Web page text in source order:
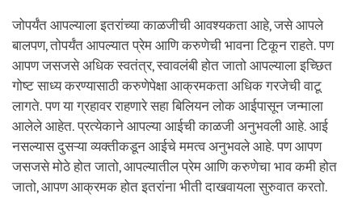
जोपर्यंत आपल्याला इतरांच्या काळजीची आवश्यकता आहे, जसे आपले
बालपण, तोपर्यंत आपल्यात प्रेम आणि करुणेची भावना टिकून राहते. पण
आपण जसजसे अधिक स्वतंत्र, स्वावलंबी होत जातो आपल्याला इच्छित
गोष्ट साध्य करण्यासाठी करुणेपेक्षा आक्रमकता अधिक गरजेची वाटू
लागते. पण या ग्रहावर राहणारे सहा बिलियन लोक आईपासून जन्माला
आलेले आहेत. प्रत्येकाने आपल्या आईची काळजी अनुभवली आहे. आई
नसल्यास दुसऱ्या व्यक्तीकडून आईचे ममत्व अनुभवले आहे. पण आपण
जसजसे मोठे होत जातो, आपल्यातील प्रेम आणि करुणेचा भाव कमी होत
जातो, आपण आक्रमक होत इतरांना भीती दाखवायला सुरुवात करतो.